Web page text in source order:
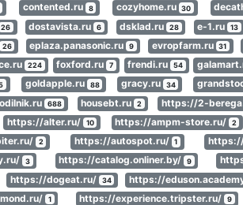
contented.ru 8 cozyhome.ru 30
26 dostavista.ru 6 dsklad.ru 28 e-1.ru 13
26 eplaza.panasonic.ru 9 evropfarm.ru 31
224 foxford.ru 7 frendi.ru 54
goldapple.ru 88 gracy.ru 34
688 housebt.ru 2 https://2-
https://alter.ru/ 10 https://ampm-store.ru/ 2
2 https://autospot.ru/ 1
3 https://catalog.onliner.by/ 9
https://dogeat.ru/ 34 https://
1 https://experience.tripster.ru/ 9